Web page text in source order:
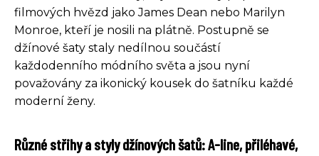
filmových hvězd jako James Dean nebo Marilyn
Monroe, kteří je nosili na plátně. Postupně se
džínové šaty staly nedílnou součástí
každodenního módního světa a jsou nyní
považovány za ikonický kousek do šatníku každé
moderní ženy.
Různé střihy a styly džínových šatů: A-line, přiléhavé,